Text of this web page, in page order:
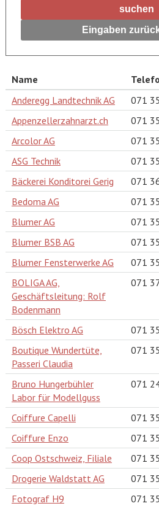
suchen
Eingaben
Name
Anderegg Landtechnik AG
071
Appenzellerzahnarzt.ch
071
Arcolor AG
071
ASG Technik
071
Bäckerei Konditorei Gerig
071
Bedoma AG
071
Blumer AG
071
Blumer BSB AG
071
Blumer Fensterwerke AG
071
BOLIGA AG,
Geschäftsleitung: Rolf
Bodenmann
071
Bösch Elektro AG
071
Boutique Wundertüte,
Passeri Claudia
071
Bruno Hungerbühler
Labor für Modellguss
071
Coiffure Capelli
071
Coiffure Enzo
071
Coop Ostschweiz, Filiale
071
Drogerie Waldstatt AG
071
Fotograf H9
071